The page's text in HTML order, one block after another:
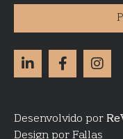
Desenvolvido por
Design por Fallas